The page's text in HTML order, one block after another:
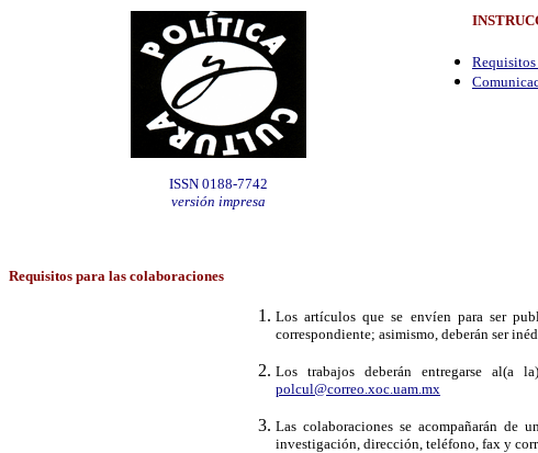
ISSN 0188-7742
versión impresa
Requisitos
Requisitos para las colaboraciones
Los artículos que se envíen para ser
correspondiente; asimismo, deberán ser
Los trabajos deberán entregarse
polcul@correo.xoc.uam.mx
Las colaboraciones se acompañarán de
investigación, dirección, teléfono, fax y